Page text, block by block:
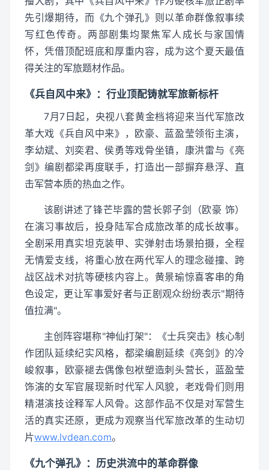
先引爆期待，而《九个弹孔》则以革命群像叙事续
写红色传奇。两部剧集均聚焦军人成长与家国情
怀，凭借顶配班底和厚重内容，成为这个夏天最值
得关注的军旅题材作品。
《兵自风中来》：行业顶配铸就军旅新标杆
7月7日起，央视八套黄金档将迎来当代军旅改
革大戏《兵自风中来》，欧豪、蓝盈莹领衔主演，
李幼斌、刘奕君、侯勇等戏骨坐镇，康洪雷与《亮
剑》编剧都梁再度联手，打造出一部摒弃悬浮、直
击军营本质的热血之作。
该剧讲述了锋芒毕露的营长郭子剑（欧豪 饰）
在演习事故后，投身陆军合成旅改革的成长故事。
全剧采用真实坦克装甲、实弹射击场景拍摄，全程
无情爱支线，将重心放在两代军人的理念碰撞、跨
战区战术对抗等硬核内容上。黄景瑜惊喜客串的角
色设定，更让军事爱好者与正剧观众纷纷表示"期待
值拉满"。
主创阵容堪称"神仙打架"：《士兵突击》核心制
作团队延续纪实风格，都梁编剧延续《亮剑》的冷
峻叙事，欧豪褪去偶像包袱塑造刺头营长，蓝盈莹
饰演的女军官展现新时代军人风貌，老戏骨们则用
精湛演技诠释军人风骨。这部作品不仅是对军营生
活的真实还原，更成为观察当代军旅改革的生动切
片www.lvdean.com。
《九个弹孔》：历史洪流中的革命群像